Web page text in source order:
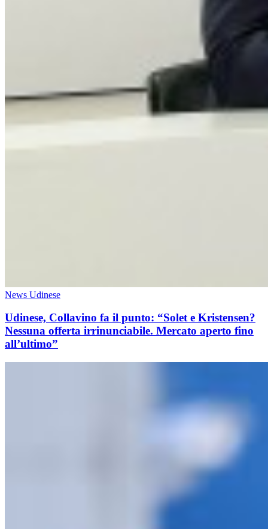
News Udinese
Udinese, Collavino fa il punto: “Solet e Kristensen?
Nessuna offerta irrinunciabile. Mercato aperto fino
all’ultimo”